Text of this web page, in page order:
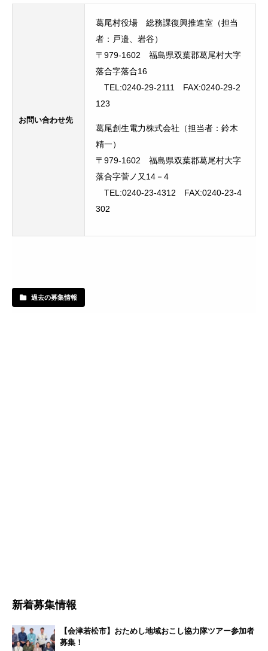
お問い合わせ先
葛尾村役場 総務課復興推進室（担当
者：戸邉、岩谷）
〒979-1602 福島県双葉郡葛尾村大字
落合字落合16
TEL:0240-29-2111 FAX:0240-29-2
123
葛尾創生電力株式会社（担当者：鈴木
精一）
〒979-1602 福島県双葉郡葛尾村大字
落合字菅ノ又14－4
TEL:0240-23-4312 FAX:0240-23-4
302
過去の募集情報
新着募集情報
【会津若松市】おためし地域おこし協力隊ツアー参加者
募集！